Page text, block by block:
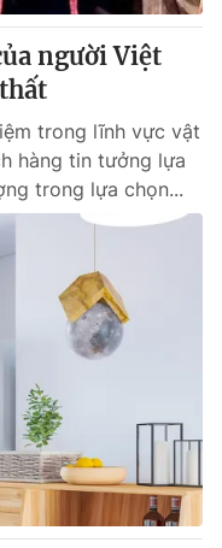
người Việt
trong lĩnh vực vật
hàng tin tưởng lựa
trong lựa chọn...